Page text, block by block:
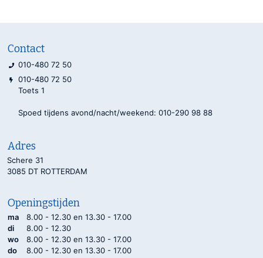
Contact
010-480 72 50
010-480 72 50
Toets 1
Spoed tijdens avond/nacht/weekend: 010-290 98 88
Adres
Schere 31
3085 DT ROTTERDAM
Openingstijden
ma
8.00 - 12.30 en 13.30 - 17.00
di
8.00 - 12.30
wo
8.00 - 12.30 en 13.30 - 17.00
do
8.00 - 12.30 en 13.30 - 17.00